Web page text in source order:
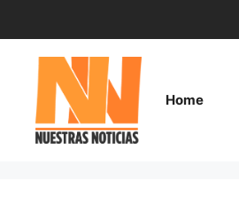
contenido
Home